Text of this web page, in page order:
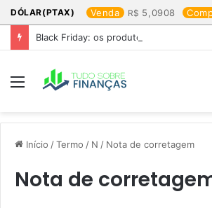
DÓLAR(PTAX) Venda 5,0908
Black Friday: os produtos que mais
Menu
Início /Termo / N / Nota de corretagem
Nota de